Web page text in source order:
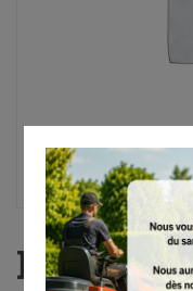
Levier